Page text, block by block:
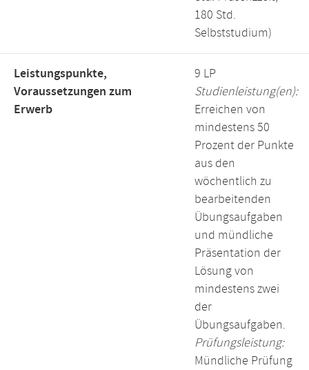
180 Std.
Selbststudium)
Leistungspunkte,
Voraussetzungen zum
Erwerb
9 LP
Studienleistung(en):
Erreichen von
mindestens 50
Prozent der Punkte
aus den
wöchentlich zu
bearbeitenden
Übungsaufgaben
und mündliche
Präsentation der
Lösung von
mindestens zwei
der
Übungsaufgaben.
Prüfungsleistung:
Mündliche Prüfung